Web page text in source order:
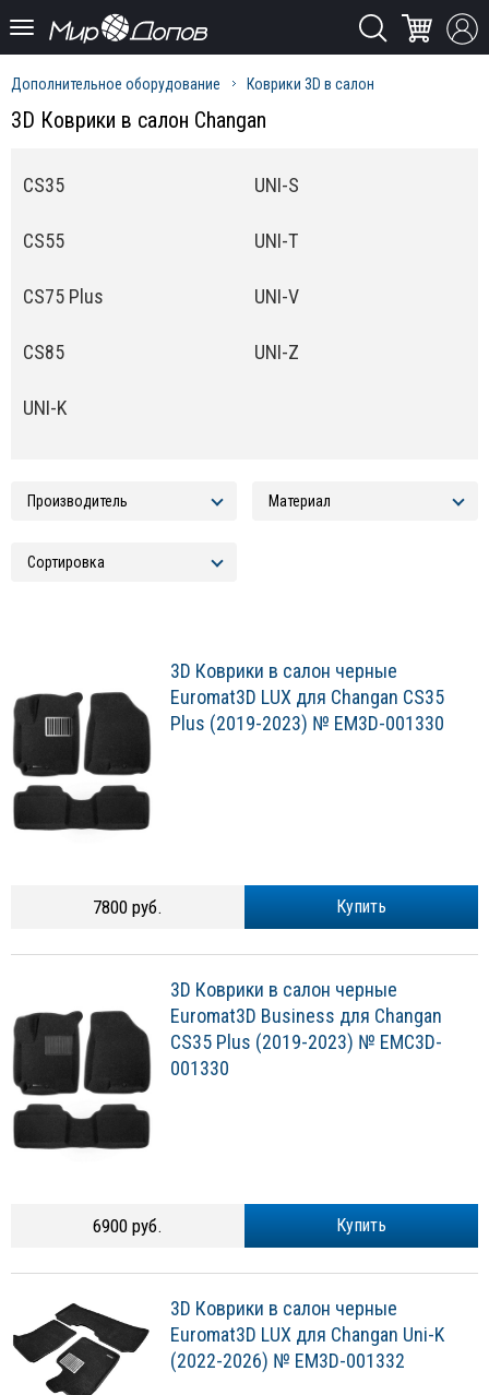
Дополнительное оборудование Коврики 3D в салон
3D Коврики в салон Changan
CS35
CS55
CS75 Plus
CS85
UNI-K
UNI-S
UNI-T
UNI-V
UNI-Z
3D Коврики в салон черные
Euromat3D LUX для Changan СS35
Plus (2019-2023) № EM3D-001330
Купить
7800 руб.
3D Коврики в салон черные
Euromat3D Business для Changan
СS35 Plus (2019-2023) № EMC3D-
001330
Купить
6900 руб.
3D Коврики в салон черные
Euromat3D LUX для Changan Uni-K
(2022-2026) № EM3D-001332